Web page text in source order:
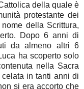
della quale è
protestante dei
della Scrittura,
Dopo 6 anni di
da almeno altri 6
ha scoperto solo
nella Sacra
in tanti anni di
si era accorto che